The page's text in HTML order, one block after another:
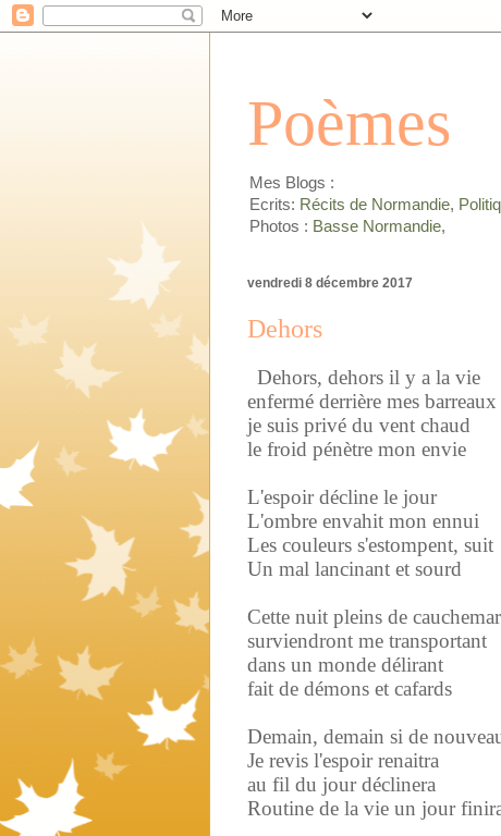
Poèmes
Mes Blogs :
Ecrits: Récits de Normandie,
Photos : Basse Normandie,
vendredi 8 décembre 2017
Dehors
Dehors, dehors il y a la vie
enfermé derrière mes barreaux
je suis privé du vent chaud
le froid pénètre mon envie
L'espoir décline le jour
L'ombre envahit mon ennui
Les couleurs s'estompent, suit
Un mal lancinant et sourd
Cette nuit pleins de
surviendront me transportant
dans un monde délirant
fait de démons et cafards
Demain, demain si de
Je revis l'espoir renaitra
au fil du jour déclinera
Routine de la vie un jour